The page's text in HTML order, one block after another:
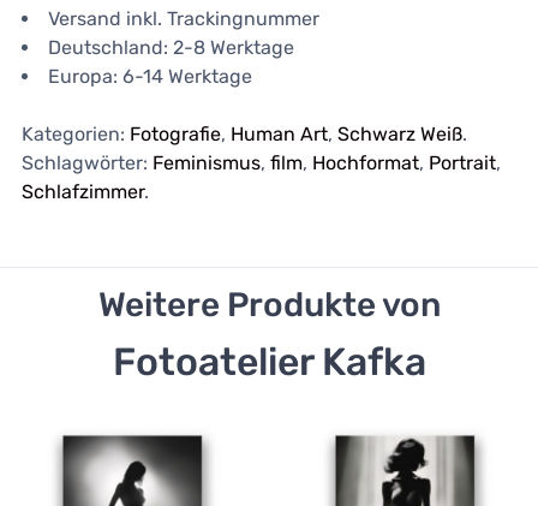
Versand inkl. Trackingnummer
Deutschland: 2-8 Werktage
Europa: 6-14 Werktage
Kategorien: Fotografie, Human Art,Schwarz Weiß.
Schlagwörter: Feminismus,film, Hochformat, Portrait,
Schlafzimmer.
Weitere Produkte von
Fotoatelier Kafka